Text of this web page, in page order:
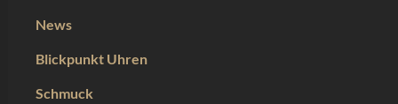
News
Blickpunkt Uhren
Schmuck